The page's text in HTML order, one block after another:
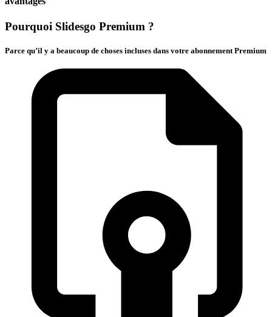
Pourquoi Slidesgo Premium ?
Parce qu’il y a beaucoup de choses incluses dans votre abonnement Premium